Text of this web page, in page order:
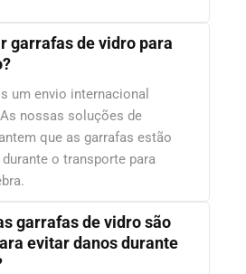
garrafas de vidro para
um envio internacional
nossas soluções de
que as garrafas estão
o transporte para
garrafas de vidro são
evitar danos durante